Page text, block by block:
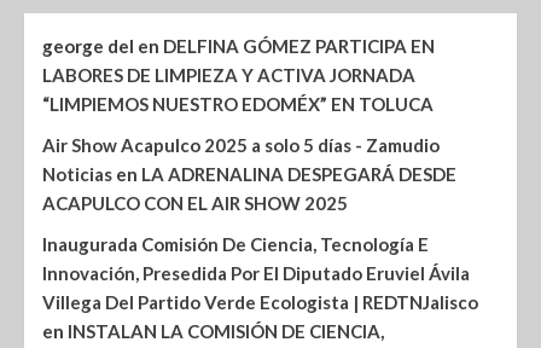
george del en DELFINA GÓMEZ PARTICIPA EN
LABORES DE LIMPIEZA Y ACTIVA JORNADA
“LIMPIEMOS NUESTRO EDOMÉX” EN TOLUCA
Air Show Acapulco 2025 a solo 5 días - Zamudio
Noticias en LA ADRENALINA DESPEGARÁ DESDE
ACAPULCO CON EL AIR SHOW 2025
Inaugurada Comisión De Ciencia, Tecnología E
Innovación, Presedida Por El Diputado Eruviel Ávila
Villega Del Partido Verde Ecologista | REDTNJalisco
en INSTALAN LA COMISIÓN DE CIENCIA,